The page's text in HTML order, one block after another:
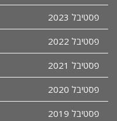
פסטיבל 2023
פסטיבל 2022
פסטיבל 2021
פסטיבל 2020
פסטיבל 2019